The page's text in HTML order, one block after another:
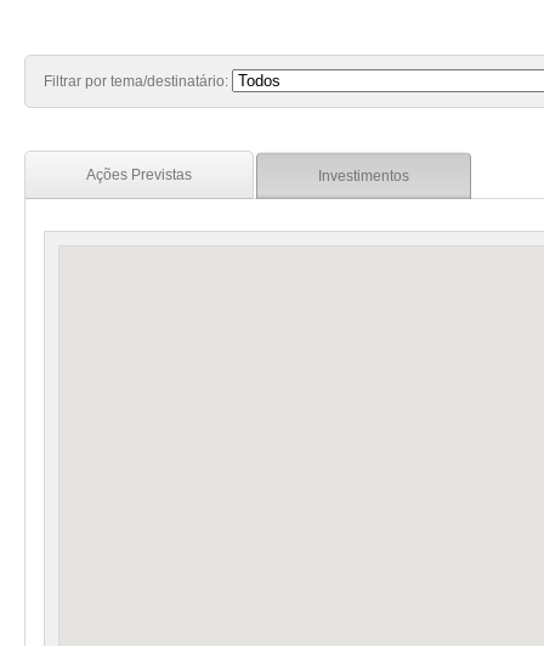
Filtrar por tema/destinatário:
Ações Previstas Investimentos